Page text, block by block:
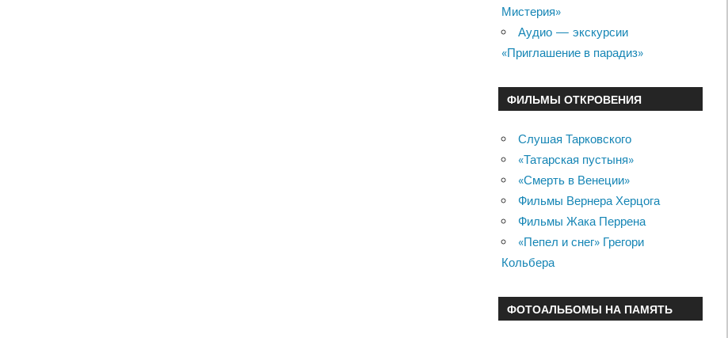
Мистерия»
Аудио — экскурсии
«Приглашение в парадиз»
ФИЛЬМЫ ОТКРОВЕНИЯ
Слушая Тарковского
«Татарская пустыня»
«Смерть в Венеции»
Фильмы Вернера Херцога
Фильмы Жака Перрена
«Пепел и снег» Грегори
Кольбера
ФОТОАЛЬБОМЫ НА ПАМЯТЬ